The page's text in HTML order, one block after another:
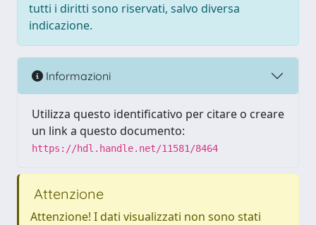
tutti i diritti sono riservati, salvo diversa
indicazione.
Informazioni
Utilizza questo identificativo per citare o creare
un link a questo documento:
https://hdl.handle.net/11581/8464
Attenzione
Attenzione! I dati visualizzati non sono stati